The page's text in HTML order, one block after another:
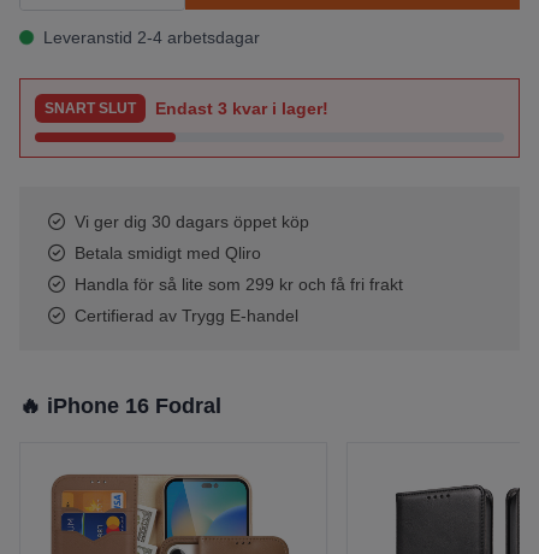
Leveranstid 2-4 arbetsdagar
SNART SLUT Endast 3 kvar i lager!
Vi ger dig 30 dagars öppet köp
Betala smidigt med Qliro
Handla för så lite som 299 kr och få fri frakt
Certifierad av Trygg E-handel
🔥 iPhone 16 Fodral